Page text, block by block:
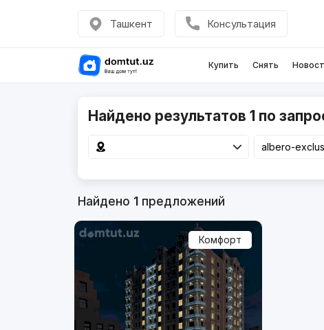
Ташкент Консультация
Купить Снять
Найдено результатов 1 по
Найдено 1предложений
Комфорт